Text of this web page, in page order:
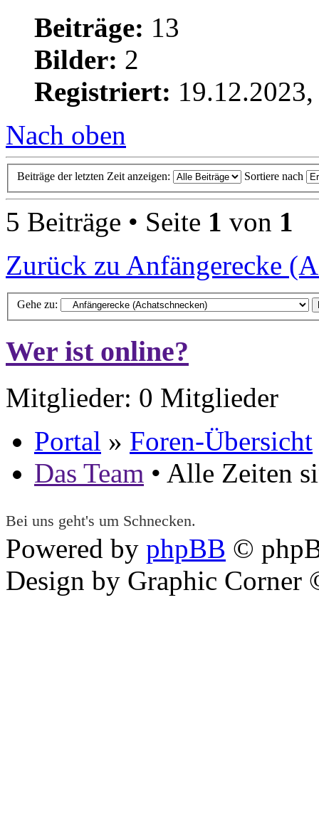
Beiträge: 13
Bilder: 2
Registriert:
Nach oben
Beiträge der letzten Zeit anzeigen: Sortiere nach
5 Beiträge • Seite 1 von 1
Zurück zu Anfängerecke
Gehe zu:
Wer ist online?
Mitglieder: 0 Mitglieder
Portal » Foren-Übersicht
Das Team • Alle Zeiten
Bei uns geht's um Schnecken.
Powered by phpBB ©
Design by Graphic Corner